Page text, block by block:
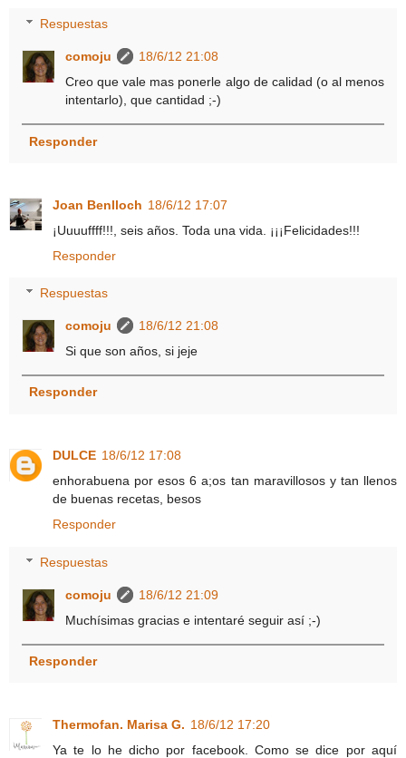
Respuestas
comoju
18/6/12 21:08
Creo que vale mas ponerle algo de calidad (o al menos
intentarlo), que cantidad ;-)
Responder
Joan Benlloch 18/6/12 17:07
¡Uuuuffff!!!, seis años. Toda una vida. ¡¡¡Felicidades!!!
Responder
Respuestas
comoju
18/6/12 21:08
Si que son años, si jeje
Responder
DULCE 18/6/12 17:08
enhorabuena por esos 6 a;os tan maravillosos y tan llenos
de buenas recetas, besos
Responder
Respuestas
comoju
18/6/12 21:09
Muchísimas gracias e intentaré seguir así ;-)
Responder
Thermofan. Marisa G. 18/6/12 17:20
Ya te lo he dicho por facebook. Como se dice por aquí